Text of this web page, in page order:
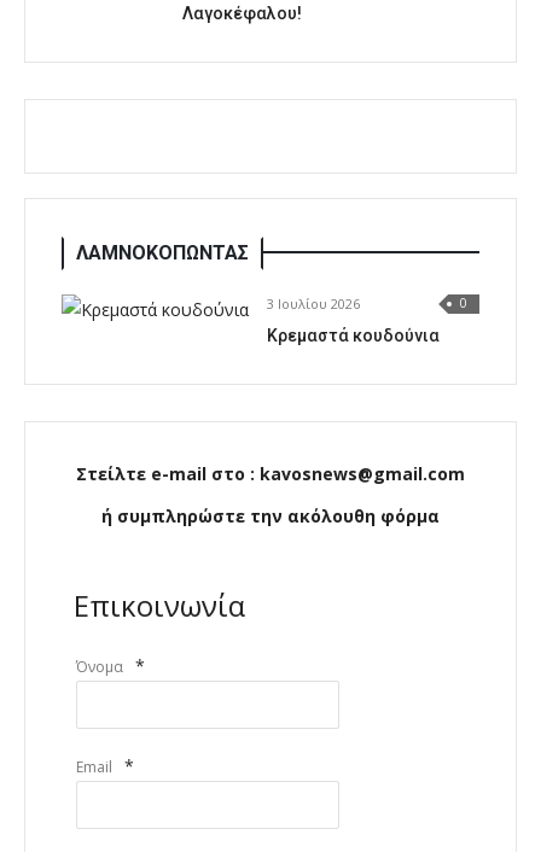
Λαγοκέφαλου!
ΛΑΜΝΟΚΟΠΩΝΤΑΣ
3 Ιουλίου 2026 0
Κρεμαστά κουδούνια
Στείλτε e-mail στο : kavosnews@gmail.com
ή συμπληρώστε την ακόλουθη φόρμα
Επικοινωνία
Όνομα *
Email *